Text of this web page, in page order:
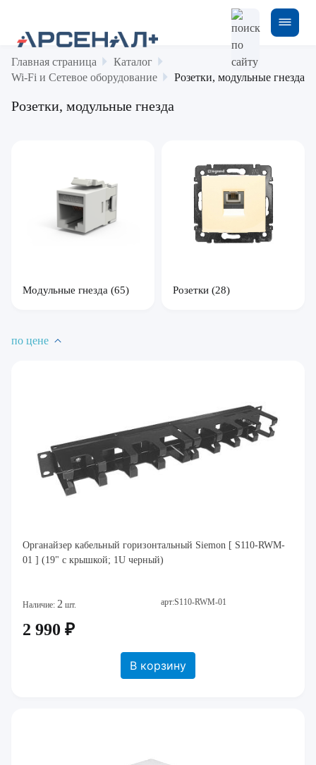
Главная страница
Каталог
Wi-Fi и Сетевое оборудование
Розетки, модульные гнезда
Розетки, модульные гнезда
Модульные гнезда (65) Розетки (28)
по цене
Органайзер кабельный горизонтальный Siemon [ S110-RWM-
01 ] (19" с крышкой; 1U черный)
Наличие: 2 шт. арт:S110-RWM-01
2 990 ₽
В корзину